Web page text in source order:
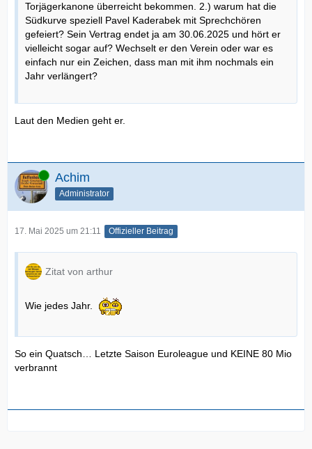
Torjägerkanone überreicht bekommen. 2.) warum hat die
Südkurve speziell Pavel Kaderabek mit Sprechchören
gefeiert? Sein Vertrag endet ja am 30.06.2025 und hört er
vielleicht sogar auf? Wechselt er den Verein oder war es
einfach nur ein Zeichen, dass man mit ihm nochmals ein
Jahr verlängert?
Laut den Medien geht er.
Online Achim
Administrator
17. Mai 2025 um 21:11 Offizieller Beitrag
Zitat von arthur
Wie jedes Jahr.
So ein Quatsch… Letzte Saison Euroleague und KEINE 80 Mio
verbrannt